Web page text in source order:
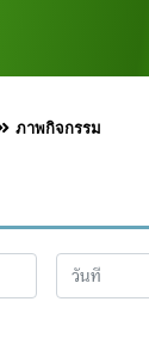
ภาพกิจกรรม